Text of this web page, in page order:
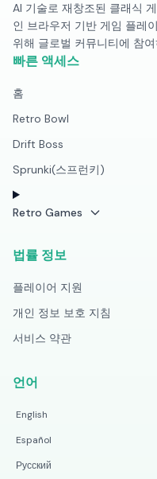
AI 기술로 재창조된 클래식
인 브라우저 기반 게임 플레
위해 글로벌 커뮤니티에 참
빠른 액세스
홈
Retro Bowl
Drift Boss
Sprunki(스프런키)
Retro Games
법률 정보
플레이어 지원
개인 정보 보호 지침
서비스 약관
언어
English
Español
Русский